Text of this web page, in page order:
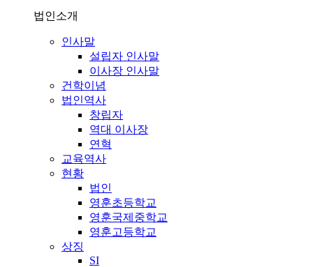
법인소개
인사말
설립자 인사말
이사장 인사말
건학이념
법인역사
창립자
역대 이사장
연혁
교육역사
현황
법인
영훈초등학교
영훈국제중학교
영훈고등학교
상징
SI